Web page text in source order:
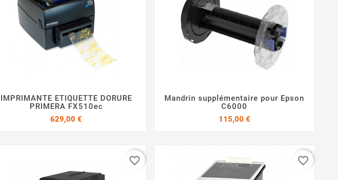
 
IMPRIMANTE ETIQUETTE DORURE
PRIMERA FX510ec
629,00 €
 
Mandrin supplémentaire pour Epson
C6000
115,00 €Prix
favorite_border favorite_border